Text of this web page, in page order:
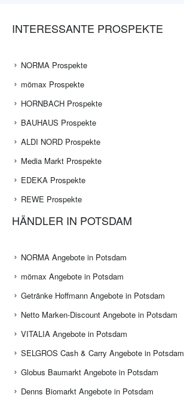
INTERESSANTE PROSPEKTE
NORMA Prospekte
mömax Prospekte
HORNBACH Prospekte
BAUHAUS Prospekte
ALDI NORD Prospekte
Media Markt Prospekte
EDEKA Prospekte
REWE Prospekte
HÄNDLER IN POTSDAM
NORMA Angebote in Potsdam
mömax Angebote in Potsdam
Getränke Hoffmann Angebote in Potsdam
Netto Marken-Discount Angebote in Potsdam
VITALIA Angebote in Potsdam
SELGROS Cash & Carry Angebote in Potsdam
Globus Baumarkt Angebote in Potsdam
Denns Biomarkt Angebote in Potsdam